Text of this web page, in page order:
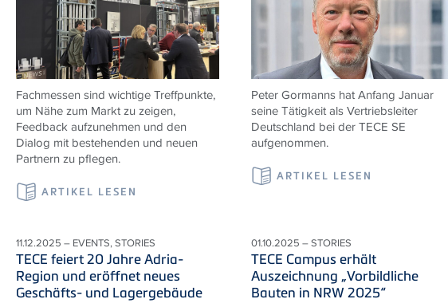
Fachmessen sind wichtige Treffpunkte,
um Nähe zum Markt zu zeigen,
Feedback aufzunehmen und den
Dialog mit bestehenden und neuen
Partnern zu pflegen.
ARTIKEL LESEN
Peter Gormanns hat Anfang Januar
seine Tätigkeit als Vertriebsleiter
Deutschland bei der TECE SE
aufgenommen.
ARTIKEL LESEN
11.12.2025 – EVENTS, STORIES
TECE feiert 20 Jahre Adria-
Region und eröffnet neues
Geschäfts- und Lagergebäude
01.10.2025 – STORIES
TECE Campus erhält
Auszeichnung „Vorbildliche
Bauten in NRW 2025“